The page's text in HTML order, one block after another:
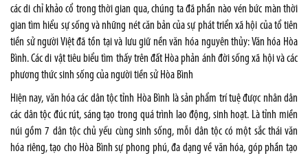
các di chỉ khảo cổ trong thời gian qua, chúng ta đã phần nào vén bức màn thời
gian tìm hiểu sự sống và những nét căn bản của sự phát triển xã hội của tổ tiên
tiền sử người Việt đã tồn tại và lưu giữ nền văn hóa nguyên thủy: Văn hóa Hòa
Bình. Các di vật tiêu biểu tìm thấy trên đất Hòa phản ánh đời sống xã hội và các
phương thức sinh sống của người tiền sử Hòa Bình
Hiện nay, văn hóa các dân tộc tỉnh Hòa Bình là sản phẩm trí tuệ được nhân dân
các dân tộc đúc rút, sáng tạo trong quá trình lao động, sinh hoạt. Là tỉnh miền
núi gồm 7 dân tộc chủ yếu cùng sinh sống, mỗi dân tộc có một sắc thái văn
hóa riêng, tạo cho Hòa Bình sự phong phú, đa dạng về văn hóa, góp phần tạo